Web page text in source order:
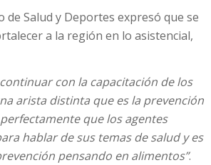
Salud y Deportes expresó que se
a la región en lo asistencial,
con la capacitación de los
arista distinta que es la prevención
que los agentes
hablar de sus temas de salud y es
pensando en alimentos”.